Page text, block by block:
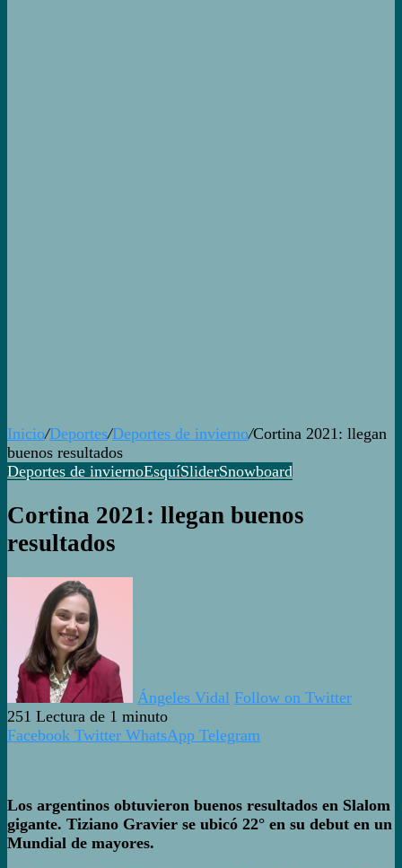
Inicio/Deportes/Deportes de invierno/Cortina 2021: llegan
buenos resultados
Deportes de inviernoEsquíSliderSnowboard
Cortina 2021: llegan buenos
resultados
Ángeles Vidal Follow on Twitter
251 Lectura de 1 minuto
Facebook Twitter WhatsApp Telegram
Los argentinos obtuvieron buenos resultados en Slalom
gigante. Tiziano Gravier se ubicó 22° en su debut en un
Mundial de mayores.